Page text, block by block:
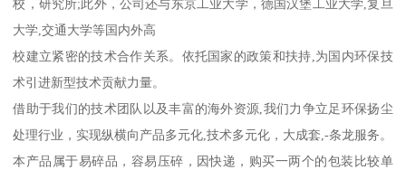
校，研究所;此外，公司还与东京工业大学，德国汉堡工业大学,复旦
大学,交通大学等国内外高
校建立紧密的技术合作关系。依托国家的政策和扶持,为国内环保技
术引进新型技术贡献力量。
借助于我们的技术团队以及丰富的海外资源,我们力争立足环保扬尘
处理行业，实现纵横向产品多元化,技术多元化，大成套,-条龙服务。
本产品属于易碎品，容易压碎，因快递，购买一两个的包装比较单